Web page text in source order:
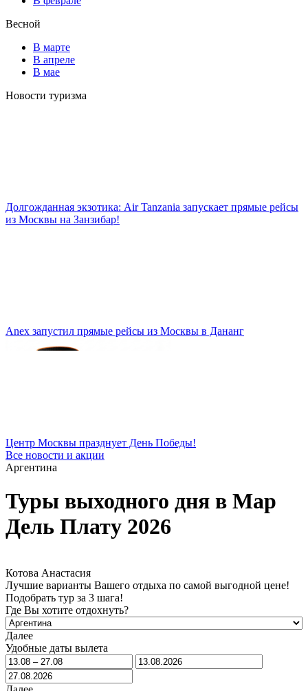
Весной
В марте
В апреле
В мае
Новости туризма
Долгожданная экзотика: Air Tanzania запускает прямые рейсы
из Москвы на Занзибар!
Anex запустил прямые рейсы из Москвы в Дананг
Центр Москвы празднует День Победы!
Все новости и акции
Аргентина
Туры выходного дня в Мар
Дель Плату 2026
Котова Анастасия
Лучшие варианты Вашего отдыха по самой выгодной цене!
Подобрать тур за 3 шага!
Где Вы хотите отдохнуть?
Далее
Удобные даты вылета